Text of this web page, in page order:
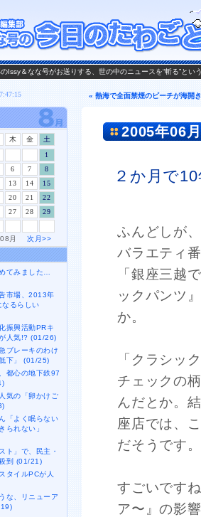
Issy＆なな号がお送りする、世の中のニュースを“斬る”と
« 熱海で全面禁煙のビーチが海開き
2005年06
２か月で
ふんどしが
バラエティ
「銀座三越
ックパンツ
か。
「クラシッ
チェックの
んだとか。
座店では、
だそうです。
すごいです
ア〜』の影
木 金
土
1
6 7
8
13 14
15
20 21
22
27 28
29
08月次月>>
てみました…
市場、2013年
るらしい
振興活動PRキ
人気!? (01/26)
ブレーキのわけ
下」 (01/25)
都心の地下鉄97
気の「卵かけご
「よく眠らない
られない」
ト」で、民主・
到 (01/21)
タイルPCが人
な、リニューア